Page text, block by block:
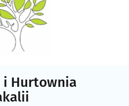
i Hurtownia